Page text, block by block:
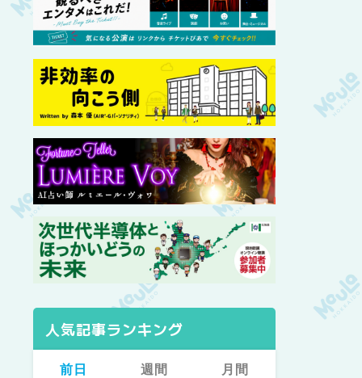
人気記事ランキング
前日 週間 月間